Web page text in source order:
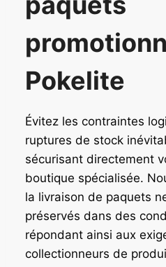
Pokelite
Évitez les contraintes
ruptures de stock
sécurisant directement
boutique spécialisée.
la livraison de paquets
préservés dans des
répondant ainsi aux
collectionneurs de